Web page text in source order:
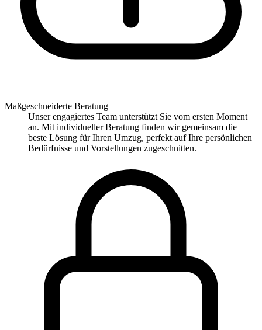
Maßgeschneiderte Beratung
Unser engagiertes Team unterstützt Sie vom ersten Moment
an. Mit individueller Beratung finden wir gemeinsam die
beste Lösung für Ihren Umzug, perfekt auf Ihre persönlichen
Bedürfnisse und Vorstellungen zugeschnitten.